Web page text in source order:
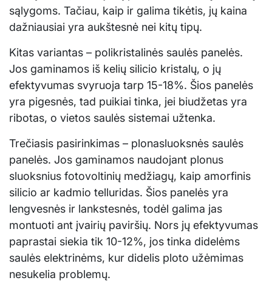
sąlygoms. Tačiau, kaip ir galima tikėtis, jų kaina
dažniausiai yra aukštesnė nei kitų tipų.
Kitas variantas – polikristalinės saulės panelės.
Jos gaminamos iš kelių silicio kristalų, o jų
efektyvumas svyruoja tarp 15-18%. Šios panelės
yra pigesnės, tad puikiai tinka, jei biudžetas yra
ribotas, o vietos saulės sistemai užtenka.
Trečiasis pasirinkimas – plonasluoksnės saulės
panelės. Jos gaminamos naudojant plonus
sluoksnius fotovoltinių medžiagų, kaip amorfinis
silicio ar kadmio telluridas. Šios panelės yra
lengvesnės ir lankstesnės, todėl galima jas
montuoti ant įvairių paviršių. Nors jų efektyvumas
paprastai siekia tik 10-12%, jos tinka didelėms
saulės elektrinėms, kur didelis ploto užėmimas
nesukelia problemų.